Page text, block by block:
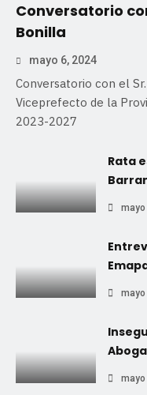
Conversatorio
Bonilla
mayo 6, 2024
Conversatorio con el
Viceprefecto de la
2023-2027
Rata
mayo
mayo
mayo